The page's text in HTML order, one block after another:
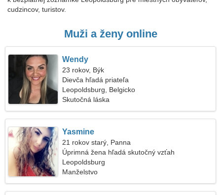
cudzincov, turistov.
Muži a ženy online
Wendy
23 rokov, Býk
Dievča hľadá priateľa
Leopoldsburg, Belgicko
Skutočná láska
Yasmine
21 rokov starý, Panna
Úprimná žena hľadá skutočný vzťah
Leopoldsburg
Manželstvo